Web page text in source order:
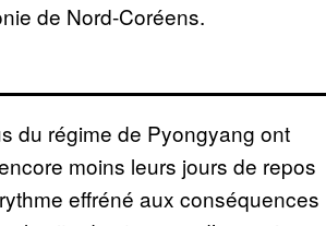
de Nord-Coréens.
du régime de Pyongyang ont
moins leurs jours de repos
effréné aux conséquences